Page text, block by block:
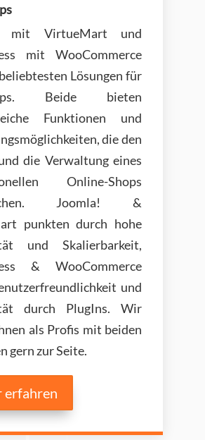
mit VirtueMart und
mit WooCommerce
Lösungen für
Beide bieten
Funktionen und
die den
die Verwaltung eines
Online-Shops
Joomla! &
punkten durch hohe
und Skalierbarkeit,
& WooCommerce
und
durch PlugIns. Wir
als Profis mit beiden
gern zur Seite.
erfahren